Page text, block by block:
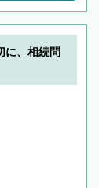
に、相続問